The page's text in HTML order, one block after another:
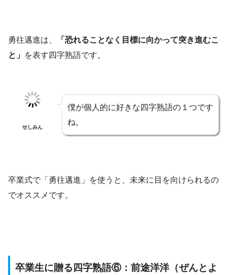
勇往邁進は、
「恐れることなく目標に向かって突き進むこ
と」 を表す四字熟語です。
せしみん
僕が個人的に好きな四字熟語の１つです
ね。
卒業式で「勇往邁進」を使うと、未来に目を向けられるの
でオススメです。
卒業生に贈る四字熟語⑥：前途洋洋（ぜんとよ